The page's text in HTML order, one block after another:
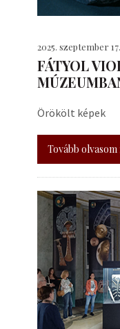
2025. szeptember 17.
FÁTYOL
Örökölt képek
Tovább olvasom